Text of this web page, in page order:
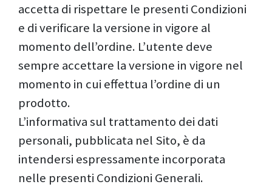
accetta di rispettare le presenti Condizioni
e di verificare la versione in vigore al
momento dell’ordine. L’utente deve
sempre accettare la versione in vigore nel
momento in cui effettua l’ordine di un
prodotto.
L’informativa sul trattamento dei dati
personali, pubblicata nel Sito, è da
intendersi espressamente incorporata
nelle presenti Condizioni Generali.